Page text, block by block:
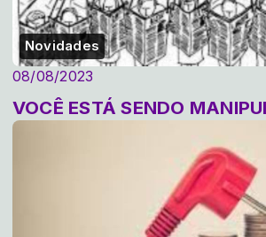
Novidades
08/08/2023
VOCÊ ESTÁ SENDO